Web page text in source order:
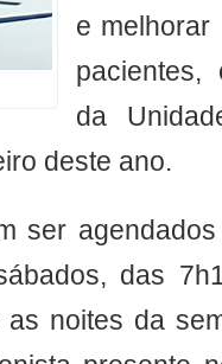
e melhorar
pacientes,
da
deste ano.
ser
das
noites da